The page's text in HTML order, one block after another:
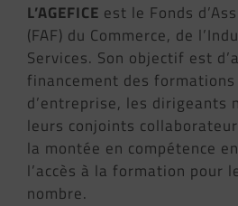
L’AGEFICE est le Fonds
(FAF) du Commerce, de
Services. Son objectif est
financement des
d’entreprise, les dirigeants
leurs conjoints
la montée en compétence
l’accès à la formation pour
nombre.